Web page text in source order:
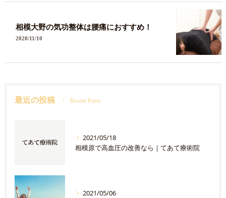
相模大野の気功整体は腰痛におすすめ！
2020/11/10
最近の投稿 Recent Posts
2021/05/18
相模原で高血圧の改善なら｜てあて療術院
2021/05/06